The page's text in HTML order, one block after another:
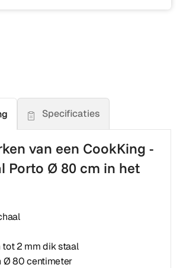
Specificaties
van een CookKing -
Porto Ø 80 cm in het
tot 2 mm dik staal
Ø 80 centimeter